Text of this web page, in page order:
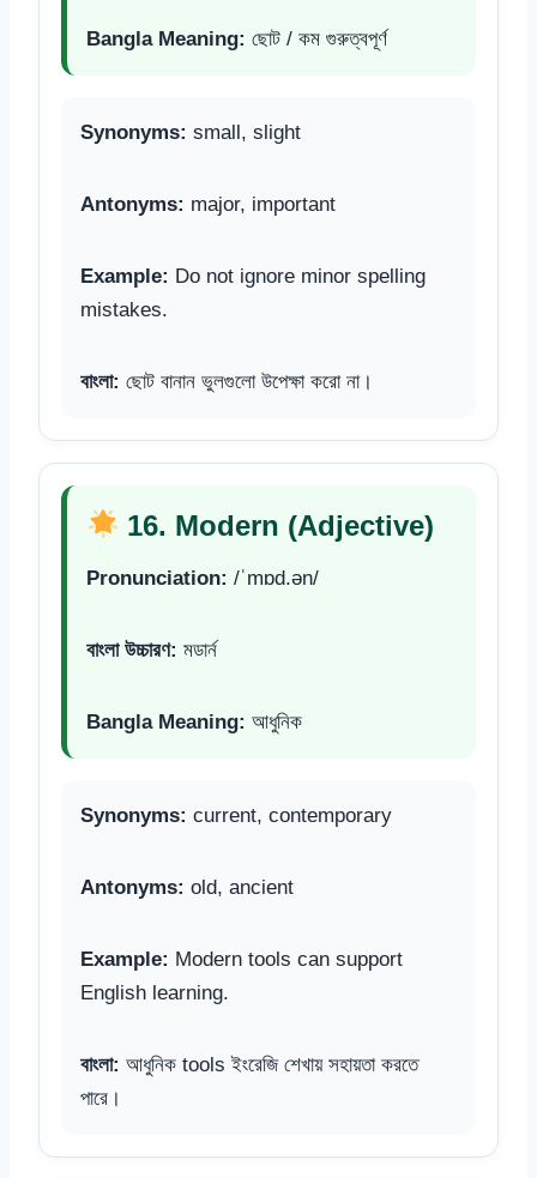
Bangla Meaning: ছোট / কম গুরুত্বপূর্ণ
Synonyms: small, slight
Antonyms: major, important
Example: Do not ignore minor spelling
mistakes.
বাংলা: ছোট বানান ভুলগুলো উপেক্ষা করো না।
16. Modern (Adjective)
Pronunciation: /ˈmɒd.ən/
বাংলা উচ্চারণ: মডার্ন
Bangla Meaning: আধুনিক
Synonyms: current, contemporary
Antonyms: old, ancient
Example: Modern tools can support
English learning.
বাংলা: আধুনিক tools ইংরেজি শেখায় সহায়তা করতে
পারে।